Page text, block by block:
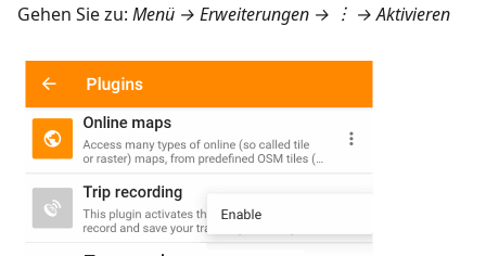
Gehen Sie zu: Menü → Erweiterungen → ︙ → Aktivieren